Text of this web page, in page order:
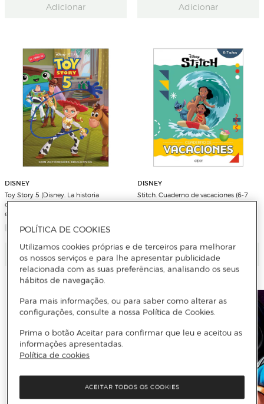
Adicionar Adicionar
DISNEY
Toy Story 5 (Disney. La historia
completa): Con actividades
educativas en el interior (Capa dura)
Adicionar
DISNEY
Stitch. Cuaderno de vacaciones (6-7
años): Actividades educativas con los
Adicionar
POLÍTICA DE COOKIES
Utilizamos cookies próprias e de terceiros para melhorar
os nossos serviços e para lhe apresentar publicidade
relacionada com as suas preferências, analisando os seus
hábitos de navegação.
Para mais informações, ou para saber como alterar as
configurações, consulte a nossa Política de Cookies.
Prima o botão Aceitar para confirmar que leu e aceitou as
informações apresentadas.
Política de cookies
ACEITAR TODOS OS COOKIES